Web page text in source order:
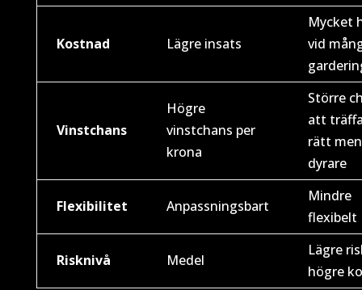
Kostnad Lägre insats
Mycket
vid
Vinstchans
Högre
vinstchans per
krona
Större
att
rätt men
dyrare
Flexibilitet Anpassningsbart
Mindre
flexibelt
Risknivå Medel
Lägre
högre